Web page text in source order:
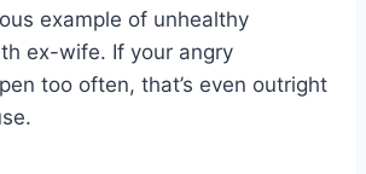
example of unhealthy
ex-wife. If your angry
too often, that’s even outright